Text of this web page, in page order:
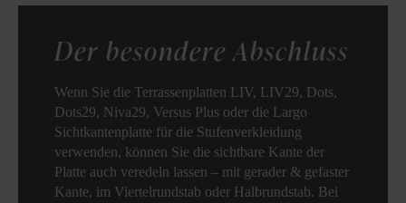
Der besondere Abschluss
Wenn Sie die Terrassenplatten LIV, LIV29, Dots,
Dots29, Niva29, Versus Plus oder die Largo
Sichtkantenplatte für die Stufenverkleidung
verwenden, können Sie die sichtbare Kante der
Platte auch veredeln lassen – mit gerader & gefaster
Kante, im Viertelrundstab oder Halbrundstab. Bei